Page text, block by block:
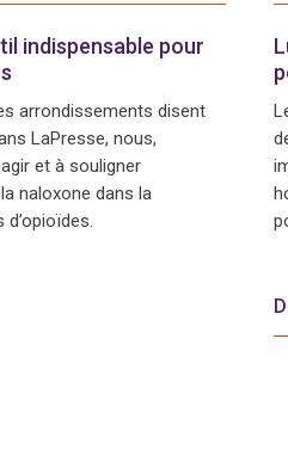
indispensable pour
arrondissements disent
LaPresse, nous,
et à souligner
naloxone dans la